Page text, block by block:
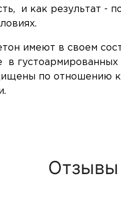
и как результат -
имеют в своем
в
по отношению к
Отзывы